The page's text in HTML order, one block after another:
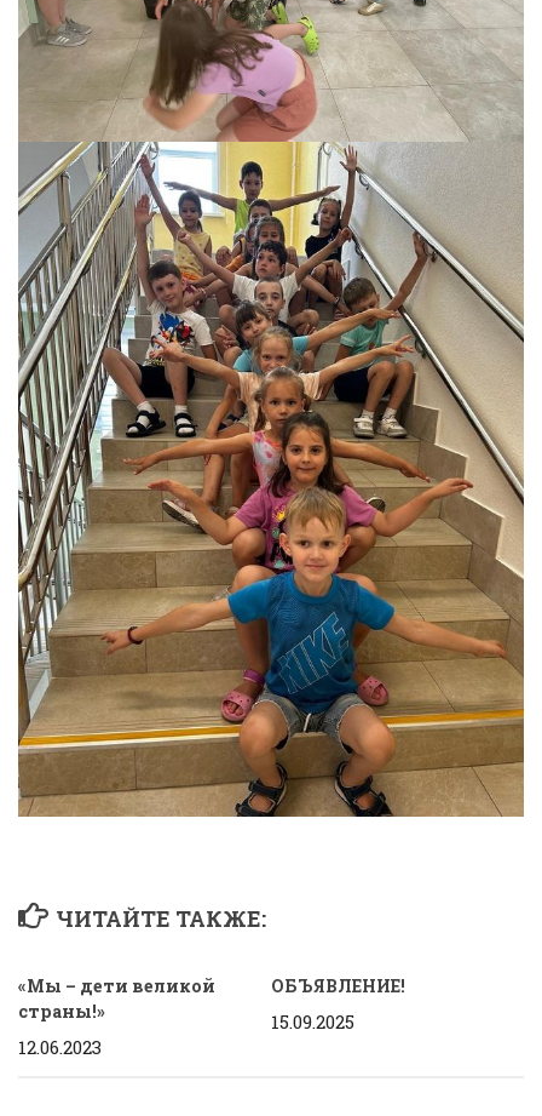
ЧИТАЙТЕ ТАКЖЕ:
«Мы – дети великой
страны!»
12.06.2023
ОБЪЯВЛЕНИЕ!
15.09.2025